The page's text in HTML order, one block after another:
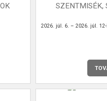
SZENTMISÉK,
2026. júl. 6. – 2026. júl.